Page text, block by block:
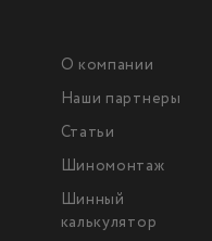
О компании
Наши партнеры
Статьи
Шиномонтаж
Шинный
калькулятор